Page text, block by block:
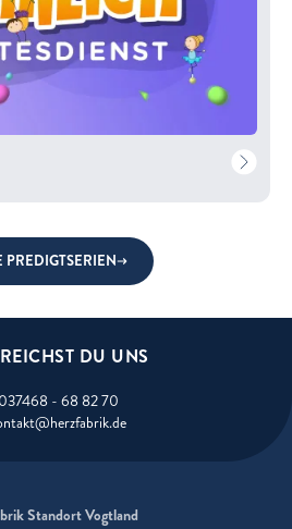
PREDIGTSERIEN
DU UNS
037468 - 68 82 70
Standort Vogtland